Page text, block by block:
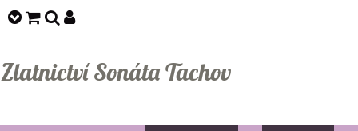
Zlatnictví Sonáta Tachov